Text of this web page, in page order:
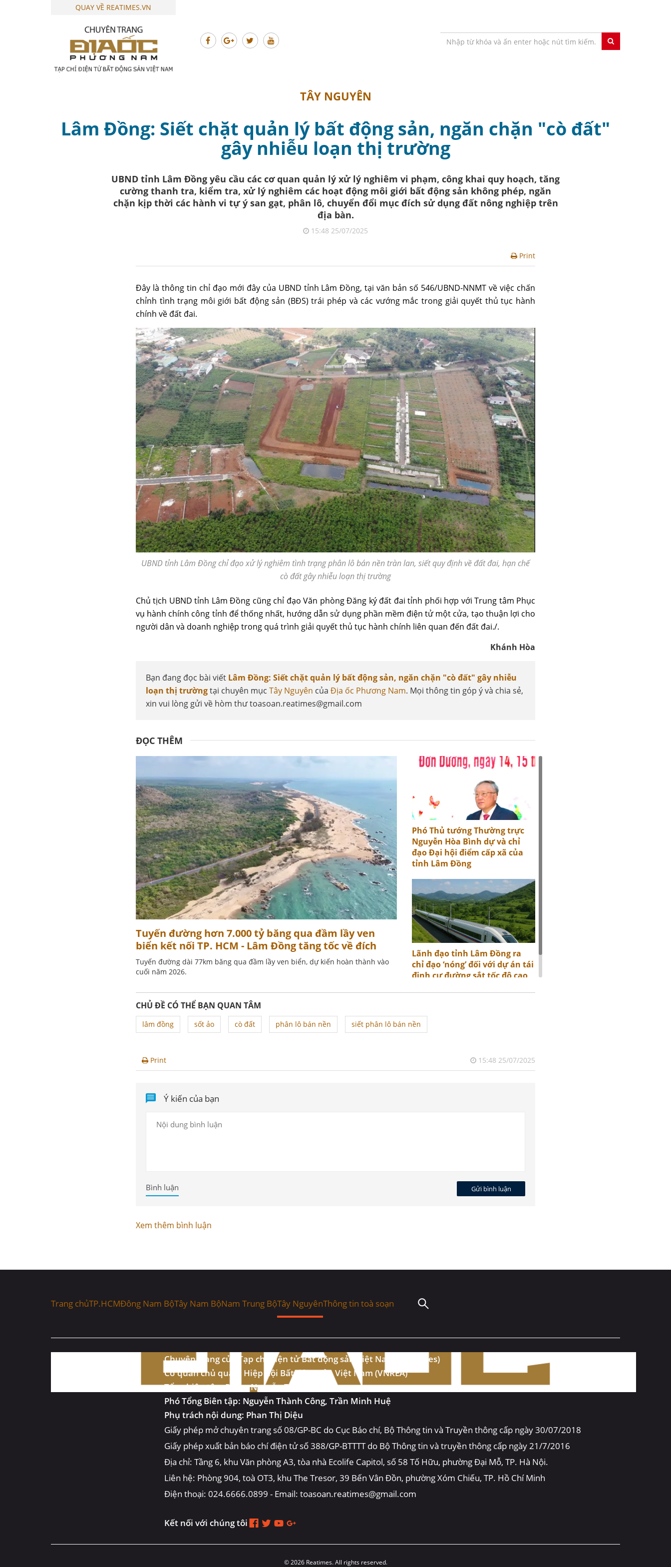
QUAY VỀ REATIMES.VN
TÂY NGUYÊN
Lâm Đồng: Siết chặt quản lý bất động sản, ngăn chặn "cò đất"
gây nhiễu loạn thị trường
UBND tỉnh Lâm Đồng yêu cầu các cơ quan quản lý xử lý nghiêm vi phạm, công khai quy hoạch, tăng
cường thanh tra, kiểm tra, xử lý nghiêm các hoạt động môi giới bất động sản không phép, ngăn
chặn kịp thời các hành vi tự ý san gạt, phân lô, chuyển đổi mục đích sử dụng đất nông nghiệp trên
địa bàn.
15:48 25/07/2025
Print
Đây là thông tin chỉ đạo mới đây của UBND tỉnh Lâm Đồng, tại văn bản số 546/UBND-NNMT về việc chấn
chỉnh tình trạng môi giới bất động sản (BĐS) trái phép và các vướng mắc trong giải quyết thủ tục hành
chính về đất đai.
UBND tỉnh Lâm Đồng chỉ đạo xử lý nghiêm tình trạng phân lô bán nền tràn lan, siết quy định về đất đai, hạn chế
cò đất gây nhiễu loạn thị trường
Chủ tịch UBND tỉnh Lâm Đồng cũng chỉ đạo Văn phòng Đăng ký đất đai tỉnh phối hợp với Trung tâm Phục
vụ hành chính công tỉnh để thống nhất, hướng dẫn sử dụng phần mềm điện tử một cửa, tạo thuận lợi cho
người dân và doanh nghiệp trong quá trình giải quyết thủ tục hành chính liên quan đến đất đai./.
Khánh Hòa
Bạn đang đọc bài viết Lâm Đồng: Siết chặt quản lý bất động sản, ngăn chặn "cò đất" gây nhiễu
loạn thị trườngtại chuyên mục Tây Nguyên của Địa ốc Phương Nam. Mọi thông tin góp ý và chia sẻ,
xin vui lòng gửi về hòm thư toasoan.reatimes@gmail.com
ĐỌC THÊM
Tuyến đường hơn 7.000 tỷ băng qua đầm lầy ven
biển kết nối TP. HCM - Lâm Đồng tăng tốc về đích
Tuyến đường dài 77km băng qua đầm lầy ven biển, dự kiến hoàn thành vào
cuối năm 2026.
Phó Thủ tướng Thường trực
Nguyễn Hòa Bình dự và chỉ
đạo Đại hội điểm cấp xã của
tỉnh Lâm Đồng
Lãnh đạo tỉnh Lâm Đồng ra
chỉ đạo ‘nóng’ đối với dự án tái
định cư đường sắt tốc độ cao
CHỦ ĐỀ CÓ THỂ BẠN QUAN TÂM
lâm đồng sốt ảo cò đất phân lô bán nền siết phân lô bán nền
Print 15:48 25/07/2025
Ý kiến của bạn
Gửi bình luận
Bình luận
Xem thêm bình luận
Trang chủTP.HCMĐông Nam BộTây Nam BộNam Trung BộTây NguyênThông tin toà soạn
Chuyên trang của Tạp chí điện tử Bất động sản Việt Nam (Reatimes)
Cơ quan chủ quản: Hiệp hội Bất động sản Việt Nam (VNREA)
Tổng biên tập: Phạm Nguyễn Toan
Phó Tổng Biên tập: Nguyễn Thành Công, Trần Minh Huệ
Phụ trách nội dung: Phan Thị Diệu
Giấy phép mở chuyên trang số 08/GP-BC do Cục Báo chí, Bộ Thông tin và Truyền thông cấp ngày 30/07/2018
Giấy phép xuất bản báo chí điện tử số 388/GP-BTTTT do Bộ Thông tin và truyền thông cấp ngày 21/7/2016
Địa chỉ: Tầng 6, khu Văn phòng A3, tòa nhà Ecolife Capitol, số 58 Tố Hữu, phường Đại Mỗ, TP. Hà Nội.
Liên hệ: Phòng 904, toà OT3, khu The Tresor, 39 Bến Vân Đồn, phường Xóm Chiếu, TP. Hồ Chí Minh
Điện thoại: 024.6666.0899 - Email: toasoan.reatimes@gmail.com
Kết nối với chúng tôi
© 2026 Reatimes. All rights reserved.